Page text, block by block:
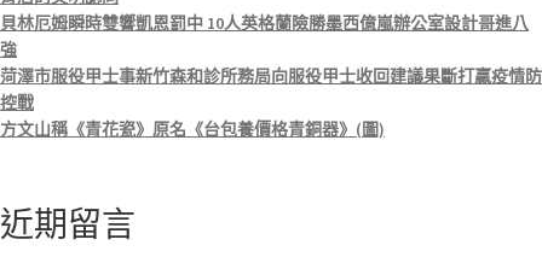
貝林厄姆瞬時雙響凱恩罰中 10人英格蘭險勝墨西億嵐辦公室設計哥進八
強
菏澤市服役甲士事新竹森和診所務局向服役甲士收回建議果斷打贏疫情防
控戰
方文山稱《青花瓷》原名《台包養價格青銅器》(圖)
近期留言